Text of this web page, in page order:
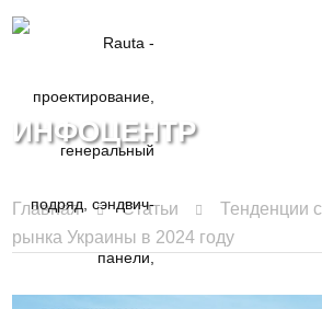
ИНФОЦЕНТР
Главная Статьи
Тенденции
рынка Украины в 2024 году